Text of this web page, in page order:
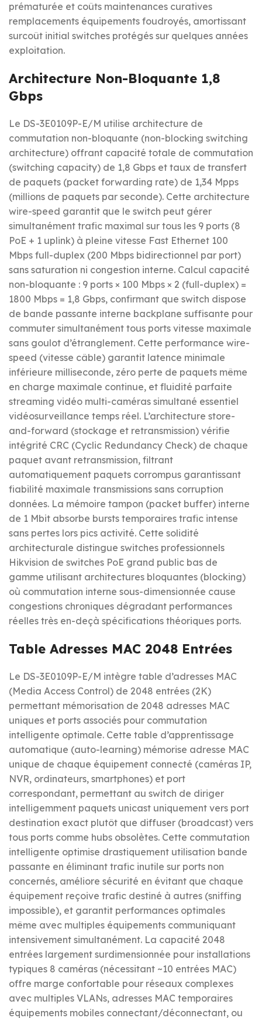
prématurée et coûts maintenances curatives
remplacements équipements foudroyés, amortissant
surcoût initial switches protégés sur quelques années
exploitation.
Architecture Non-Bloquante 1,8
Gbps
Le DS-3E0109P-E/M utilise architecture de
commutation non-bloquante (non-blocking switching
architecture) offrant capacité totale de commutation
(switching capacity) de 1,8 Gbps et taux de transfert
de paquets (packet forwarding rate) de 1,34 Mpps
(millions de paquets par seconde). Cette architecture
wire-speed garantit que le switch peut gérer
simultanément trafic maximal sur tous les 9 ports (8
PoE + 1 uplink) à pleine vitesse Fast Ethernet 100
Mbps full-duplex (200 Mbps bidirectionnel par port)
sans saturation ni congestion interne. Calcul capacité
non-bloquante : 9 ports × 100 Mbps × 2 (full-duplex) =
1800 Mbps = 1,8 Gbps, confirmant que switch dispose
de bande passante interne backplane suffisante pour
commuter simultanément tous ports vitesse maximale
sans goulot d’étranglement. Cette performance wire-
speed (vitesse câble) garantit latence minimale
inférieure milliseconde, zéro perte de paquets même
en charge maximale continue, et fluidité parfaite
streaming vidéo multi-caméras simultané essentiel
vidéosurveillance temps réel. L’architecture store-
and-forward (stockage et retransmission) vérifie
intégrité CRC (Cyclic Redundancy Check) de chaque
paquet avant retransmission, filtrant
automatiquement paquets corrompus garantissant
fiabilité maximale transmissions sans corruption
données. La mémoire tampon (packet buffer) interne
de 1 Mbit absorbe bursts temporaires trafic intense
sans pertes lors pics activité. Cette solidité
architecturale distingue switches professionnels
Hikvision de switches PoE grand public bas de
gamme utilisant architectures bloquantes (blocking)
où commutation interne sous-dimensionnée cause
congestions chroniques dégradant performances
réelles très en-deçà spécifications théoriques ports.
Table Adresses MAC 2048 Entrées
Le DS-3E0109P-E/M intègre table d’adresses MAC
(Media Access Control) de 2048 entrées (2K)
permettant mémorisation de 2048 adresses MAC
uniques et ports associés pour commutation
intelligente optimale. Cette table d’apprentissage
automatique (auto-learning) mémorise adresse MAC
unique de chaque équipement connecté (caméras IP,
NVR, ordinateurs, smartphones) et port
correspondant, permettant au switch de diriger
intelligemment paquets unicast uniquement vers port
destination exact plutôt que diffuser (broadcast) vers
tous ports comme hubs obsolètes. Cette commutation
intelligente optimise drastiquement utilisation bande
passante en éliminant trafic inutile sur ports non
concernés, améliore sécurité en évitant que chaque
équipement reçoive trafic destiné à autres (sniffing
impossible), et garantit performances optimales
même avec multiples équipements communiquant
intensivement simultanément. La capacité 2048
entrées largement surdimensionnée pour installations
typiques 8 caméras (nécessitant ~10 entrées MAC)
offre marge confortable pour réseaux complexes
avec multiples VLANs, adresses MAC temporaires
équipements mobiles connectant/déconnectant, ou